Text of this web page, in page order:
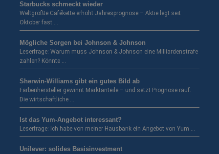
Starbucks schmeckt wieder
Weltgrößte Cafékette erhöht Jahresprognose – Aktie legt seit
Oktober fast …
Mögliche Sorgen bei Johnson & Johnson
Leserfrage: Warum muss Johnson & Johnson eine Milliardenstrafe
zahlen? Könnte …
Sherwin-Williams gibt ein gutes Bild ab
Farbenhersteller gewinnt Marktanteile – und setzt Prognose rauf.
Die wirtschaftliche …
Ist das Yum-Angebot interessant?
Leserfrage: Ich habe von meiner Hausbank ein Angebot von Yum …
Unilever: solides Basisinvestment